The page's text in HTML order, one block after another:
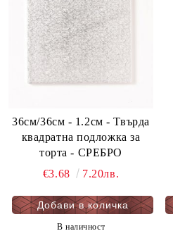
36см/36см - 1.2см - Твърда
квадратна подложка за
торта - СРЕБРО
€3.68
7.20лв.
В наличност